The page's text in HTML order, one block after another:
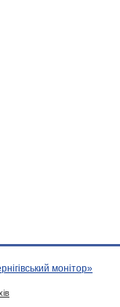
монітор»